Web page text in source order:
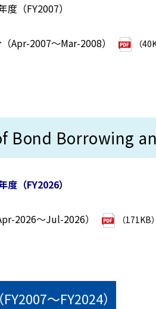
度（FY2007）
Apr-2007～Mar-2008） （
Bond Borrowing
度（FY2026）
2026～Jul-2026） （171KB
～FY2024）